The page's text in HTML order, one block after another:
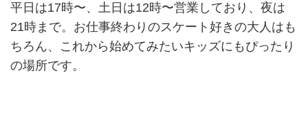
平日は17時〜、土日は12時〜営業しており、夜は
21時まで。お仕事終わりのスケート好きの大人はも
ちろん、これから始めてみたいキッズにもぴったり
の場所です。